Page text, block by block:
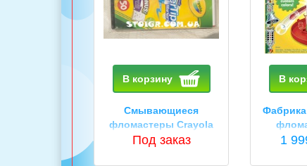
В корзину
Смывающиеся
фломастеры Crayola
Под заказ
В
1